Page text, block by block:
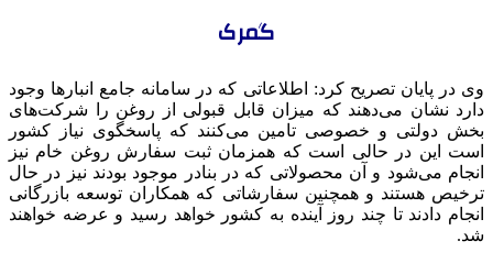
گمرک
وی در پایان تصریح کرد: اطلاعاتی که در سامانه جامع انبارها وجود
دارد نشان می‌دهند که میزان قابل قبولی از روغن را شرکت‌های
بخش دولتی و خصوصی تامین می‌کنند که پاسخگوی نیاز کشور
است این در حالی است که همزمان ثبت سفارش روغن خام نیز
انجام می‌شود و آن محصولاتی که در بنادر موجود بودند نیز در حال
ترخیص هستند و همچنین سفارشاتی که همکاران توسعه بازرگانی
انجام دادند تا چند روز آینده به کشور خواهد رسید و عرضه خواهند
شد.